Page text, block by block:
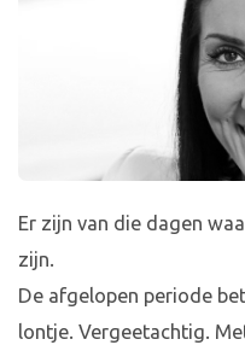
Er zijn van die dagen
zijn.
De afgelopen periode
lontje. Vergeetachtig.